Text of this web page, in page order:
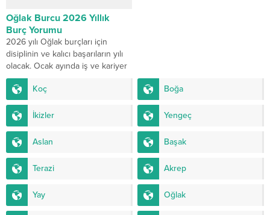
Oğlak Burcu 2026 Yıllık
Burç Yorumu
2026 yılı Oğlak burçları için
disiplinin ve kalıcı başarıların yılı
olacak. Ocak ayında iş ve kariyer
öne çıkarken, şubat Venüs’ün...
Koç
Boğa
İkizler Yengeç
Aslan Başak
Terazi Akrep
Yay Oğlak